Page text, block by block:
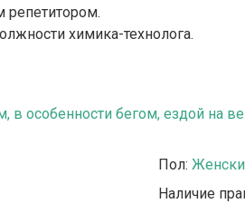
репетитором.
химика-технолога.
в особенности бегом, ездой на
Пол:
Наличие